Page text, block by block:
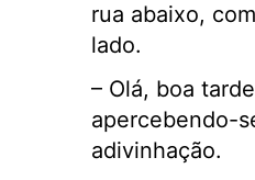
rua abaixo,
lado.
– Olá, boa
apercebendo-
adivinhação.